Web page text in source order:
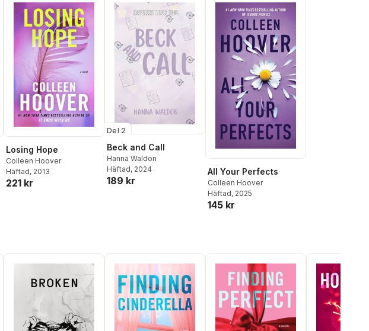
Losing Hope
Colleen Hoover
Häftad, 2013
221 kr
Del 2
Beck and Call
Hanna Waldon
Häftad, 2024
189 kr
All Your Perfects
Colleen Hoover
Häftad, 2025
145 kr